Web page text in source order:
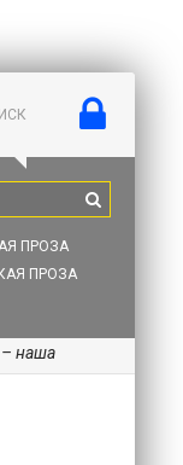
ПРОЗА
ПРОЗА
– наша